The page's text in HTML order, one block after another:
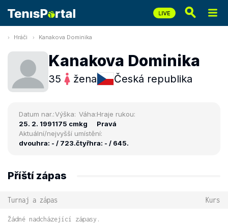
Hráči Kanakova Dominika
Kanakova Dominika
35 žena Česká republika
Datum nar.:
25. 2. 1991
Výška:
175 cm
Váha:
kg
Hraje rukou:
Pravá
Aktuální/nejvyšší umístění:
dvouhra: - / 723.čtyřhra: - / 645.
Příští zápas
Turnaj a zápas Kurs
Žádné nadcházející zápasy.